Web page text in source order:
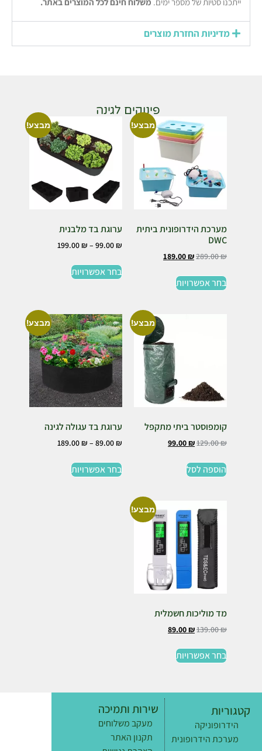
מדיניות החזרת מוצרים
פינוקים לגינה
מבצע!
מערכת הידרופונית ביתית
DWC
289.00₪
189.00₪
בחר אפשרויות
מבצע!
ערוגת בד מלבנית
99.00₪
–
199.00₪
בחר אפשרויות
מבצע!
קומפוסטר ביתי מתקפל
129.00₪
99.00₪
הוספה לסל
מבצע!
ערוגת בד עגולה לגינה
89.00₪
–
189.00₪
בחר אפשרויות
מבצע!
מד מוליכות חשמלית
139.00₪
89.00₪
בחר אפשרויות
קטגוריות
הידרופוניקה
מערכת הידרופונית
שירות ותמיכה
מעקב משלוחים
תקנון האתר